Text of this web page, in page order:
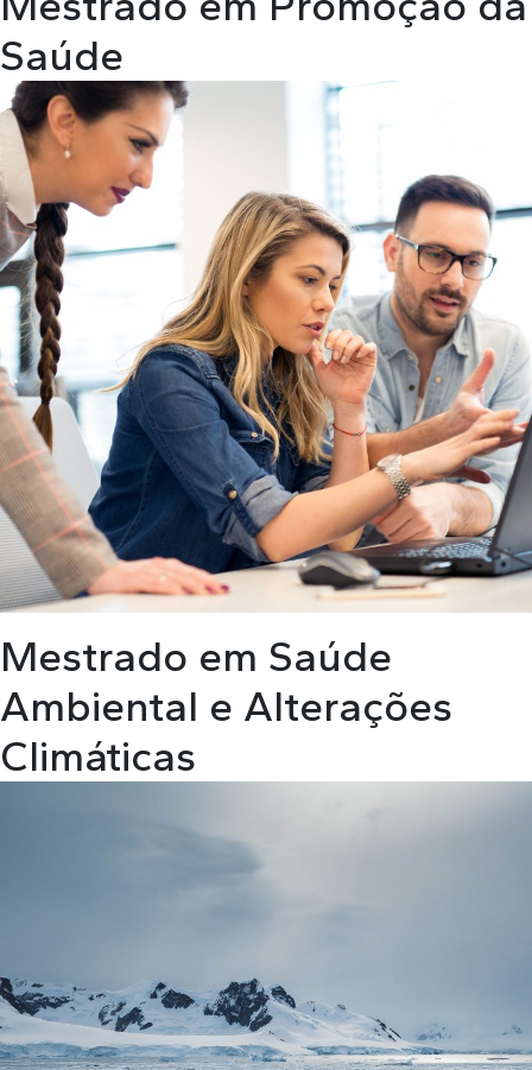
Saúde
Mestrado em Saúde
Ambiental e Alterações
Climáticas